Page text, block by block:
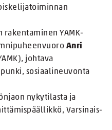
rakentaminen YAMK-
Anri
johtava
sosiaalineuvonta
nykytilasta ja
Varsinais-